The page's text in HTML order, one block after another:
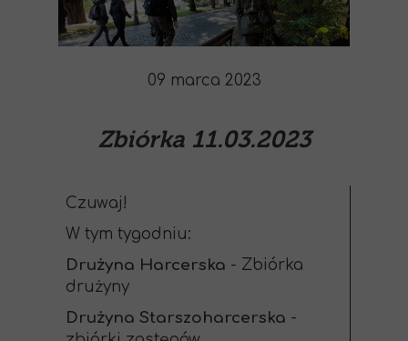
09 marca 2023
Zbiórka 11.03.2023
Czuwaj!
W tym tygodniu:
Drużyna Harcerska - Zbiórka
drużyny
Drużyna Starszoharcerska -